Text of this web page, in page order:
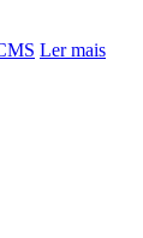
Ler mais